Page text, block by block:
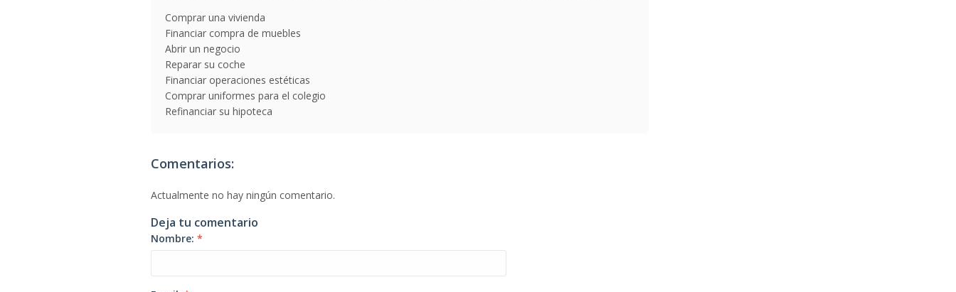
Comprar una vivienda
Financiar compra de muebles
Abrir un negocio
Reparar su coche
Financiar operaciones estéticas
Comprar uniformes para el colegio
Refinanciar su hipoteca
Comentarios:
Actualmente no hay ningún comentario.
Deja tu comentario
Nombre: *